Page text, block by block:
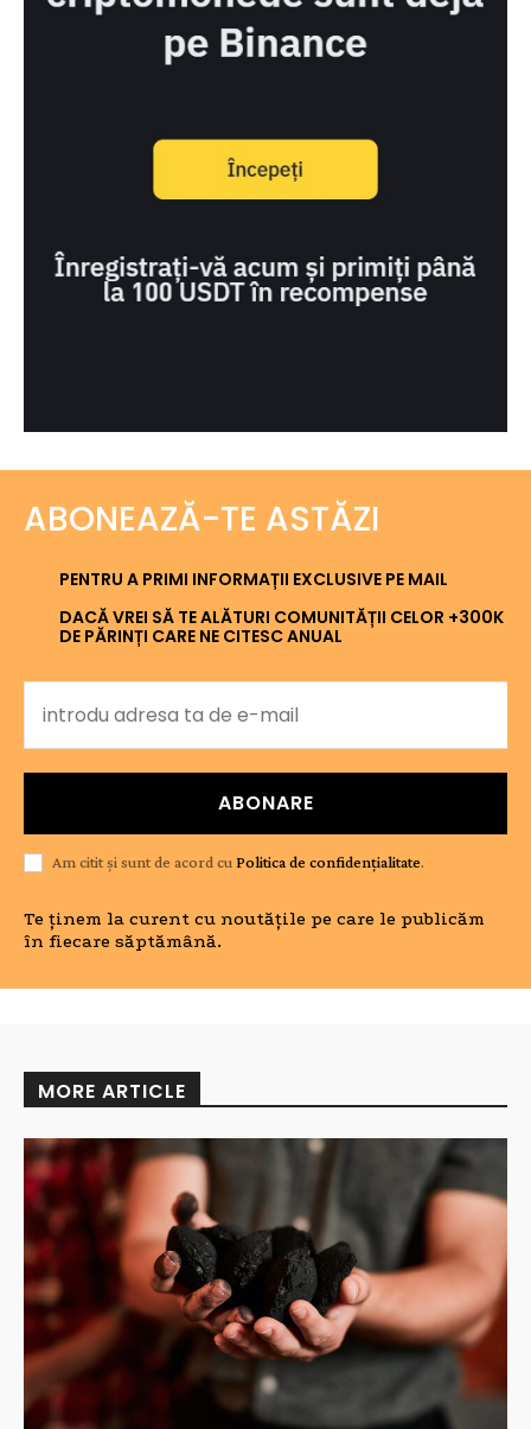
ABONEAZĂ-TE ASTĂZI
PENTRU A PRIMI INFORMAȚII EXCLUSIVE PE MAIL
DACĂ VREI SĂ TE ALĂTURI COMUNITĂȚII CELOR +300K
DE PĂRINȚI CARE NE CITESC ANUAL
ABONARE
Am citit și sunt de acord cuPolitica de confidențialitate.
Te ținem la curent cu noutățile pe care le publicăm
în fiecare săptămână.
MORE ARTICLE